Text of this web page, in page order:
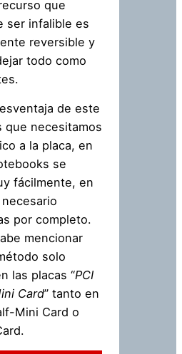
que
ser infalible es
reversible y
todo como
de este
que necesitamos
a la placa, en
se
fácilmente, en
por completo.
mencionar
solo
las placas “PCI
Card” tanto en
Mini Card o